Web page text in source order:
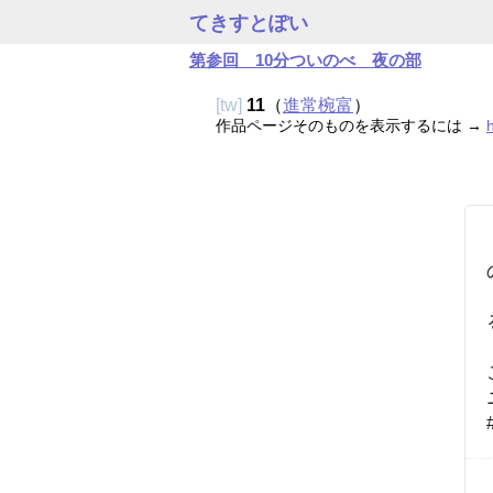
てきすとぽい
第参回 10分ついのべ 夜の部
[tw] 11 （進常椀富 ）
作品ページそのものを表示するには →